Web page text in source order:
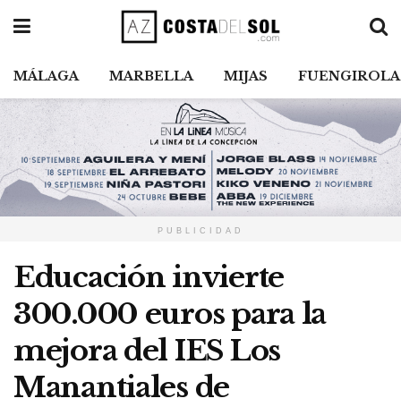
MÁLAGA MARBELLA MIJAS FUENGIROLA
PUBLICIDAD
Educación invierte
300.000 euros para la
mejora del IES Los
Manantiales de